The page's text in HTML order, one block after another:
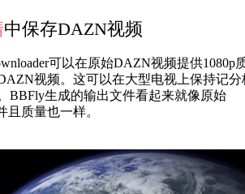
中保存DAZN视频
可以在原始DAZN视频提供1080p
视频。这可以在大型电视上保持记分
BBFly生成的输出文件看起来就像原始
质量也一样。